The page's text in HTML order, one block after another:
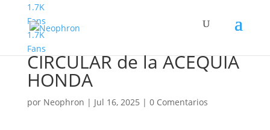
1.7K
Fans
1.7K
Fans
Senderismo Avanzado
CIRCULAR de la ACEQUIA
HONDA
por Neophron | Jul 16, 2025 | 0 Comentarios